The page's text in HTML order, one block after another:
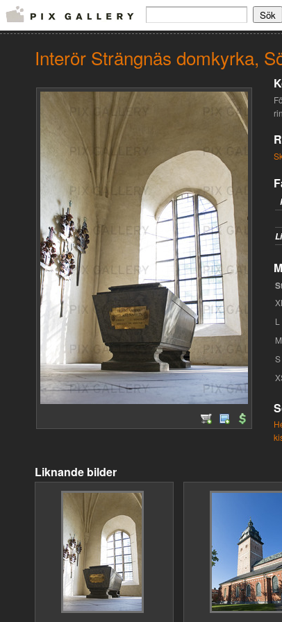
Interör Strängnäs domkyrka,
XL
L
M
S
Liknande bilder